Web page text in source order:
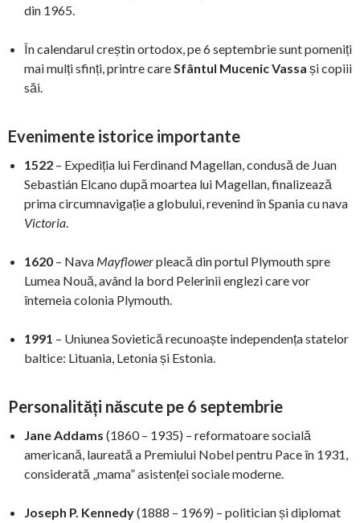
din 1965.
În calendarul creștin ortodox, pe 6 septembrie sunt pomeniți
mai mulți sfinți, printre careSfântul Mucenic Vassa și copiii
săi.
Evenimente istorice importante
1522 – Expediția lui Ferdinand Magellan, condusă de Juan
Sebastián Elcano după moartea lui Magellan, finalizează
prima circumnavigație a globului, revenind în Spania cu nava
Victoria.
1620 – Nava Mayflowerpleacă din portul Plymouth spre
Lumea Nouă, având la bord Pelerinii englezi care vor
întemeia colonia Plymouth.
1991 – Uniunea Sovietică recunoaște independența statelor
baltice: Lituania, Letonia și Estonia.
Personalități născute pe 6 septembrie
Jane Addams (1860 – 1935) – reformatoare socială
americană, laureată a Premiului Nobel pentru Pace în 1931,
considerată „mama” asistenței sociale moderne.
Joseph P. Kennedy(1888 – 1969) – politician și diplomat